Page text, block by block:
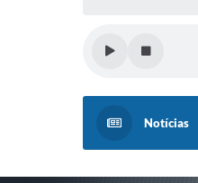
Notícias